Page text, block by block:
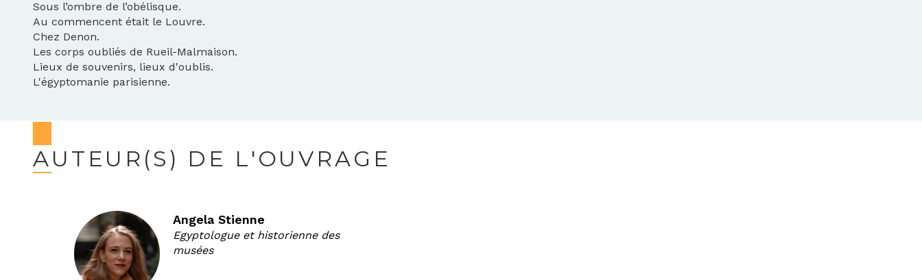
Sous l’ombre de l’obélisque.
Au commencent était le Louvre.
Chez Denon.
Les corps oubliés de Rueil-Malmaison.
Lieux de souvenirs, lieux d'oublis.
L'égyptomanie parisienne.
AUTEUR(S) DE L'OUVRAGE
Angela Stienne
Egyptologue et historienne des
musées